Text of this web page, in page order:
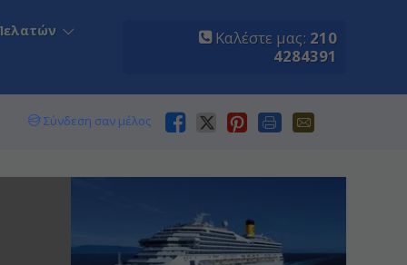
Καλέστε μας: 210
4284391
Σύνδεση σαν μέλος